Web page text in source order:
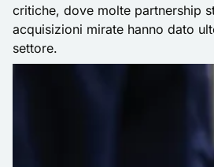
critiche, dove molte partnership
acquisizioni mirate hanno dato
settore.